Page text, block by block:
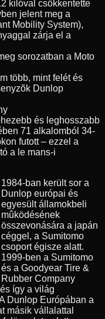
kilóval csökkentette
jelent meg a
Mobility System),
zárja el a
sorozatban a Moto
több, mint felét és
Dunlop
és leghosszabb
71 alkalomból 34-
futott – ezzel a
a le mans-i
1984-ban került sor a
Dunlop európai és
egyesült államokbeli
mûködésének
összevonására a japán
céggel, a Sumitomo
csoport égisze alatt.
1999-ben a Sumitomo
és a Goodyear Tire &
Rubber Company
így a világ
Dunlop Európában a
másik vállalattal